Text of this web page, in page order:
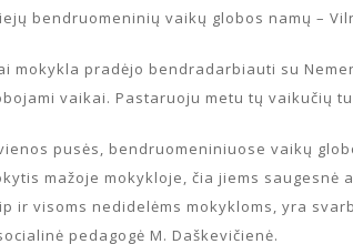
bendruomeninių vaikų globos namų –
mokykla pradėjo bendradarbiauti su
vaikai. Pastaruoju metu tų vaikučių
pusės, bendruomeniniuose vaikų
mažoje mokykloje, čia jiems saugesnė
ir visoms nedidelėms mokykloms, yra
pedagogė M. Daškevičienė.